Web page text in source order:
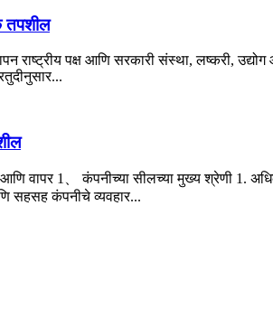
तपशील
राष्ट्रीय पक्ष आणि सरकारी संस्था, लष्करी,
वापर 1、 कंपनीच्या सीलच्या मुख्य श्रेणी 1.
सहसह कंपनीचे व्यवहार...